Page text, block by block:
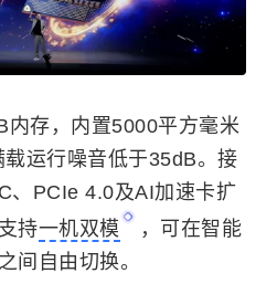
内存，内置5000平方毫米
运行噪音低于35dB。接
、PCIe 4.0及AI加速卡扩
持一机双模
，可在智能
间自由切换。